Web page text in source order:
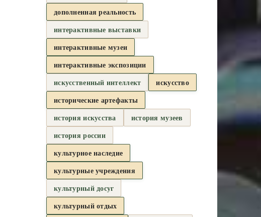
дополненная реальность
интерактивные выставки
интерактивные музеи
интерактивные экспозиции
искусственный интеллект
искусство
исторические артефакты
история искусства
история музеев
история россии
культурное наследие
культурные учреждения
культурный досуг
культурный отдых